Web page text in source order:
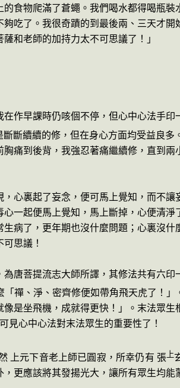
食物爬滿了蒼蠅。我們喝水都得喝瓶
吃了。我很奇蹟的到最後兩、三天才
和老師的加持力太不可思議了！」
作早課時仍咳個不停，但心中心法手
斷續續的修，但在身心方面均受益良
痛到後背，我強忍著痛繼續修，直到
心裏起了妄念，便可馬上覺知，而不
一起便馬上覺知，馬上斷掉，心便清
病了，更年期也沒什麼問題；心裏沒
思議！
唐菩提流志大師所譯，其修法共有六
禪、淨、密齊修便如帶角飛天虎了！
是坐飛機，成就得更快！」。末法眾
心中心法對末法眾生的重要性了！
上元下音老上師已圓寂，所幸仍有 張 上
更應該將其發揚光大，讓所有眾生均能